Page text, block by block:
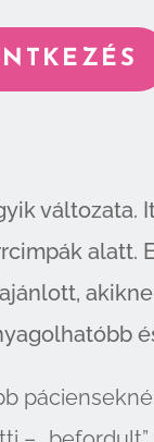
változata.
alatt.